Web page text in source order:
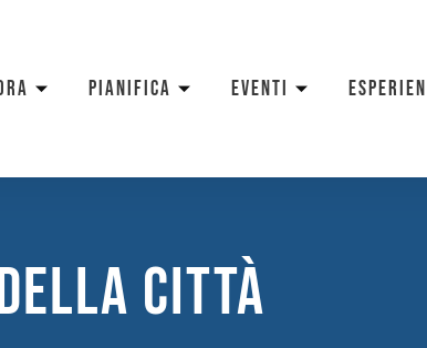
PIANIFICA EVENTI
della città